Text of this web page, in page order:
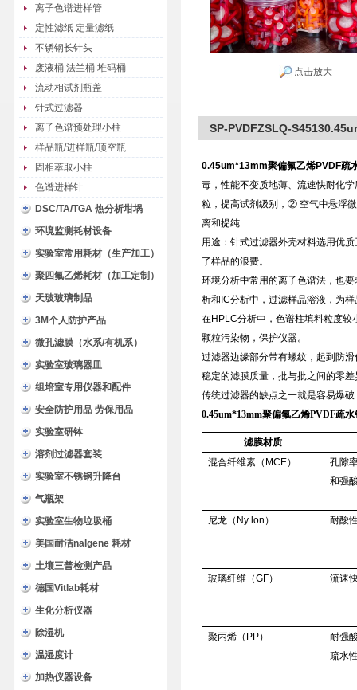
离子色谱进样管
定性滤纸 定量滤纸
不锈钢长针头
废液桶 法兰桶 堆码桶
流动相试剂瓶盖
针式过滤器
离子色谱预处理小柱
样品瓶/进样瓶/顶空瓶
固相萃取小柱
色谱进样针
DSC/TA/TGA 热分析坩埚
环境监测耗材设备
实验室常用耗材（生产加工）
聚四氟乙烯耗材（加工定制）
天玻玻璃制品
3M个人防护产品
微孔滤膜（水系/有机系）
实验室玻璃器皿
组培室专用仪器和配件
安全防护用品 劳保用品
实验室研钵
溶剂过滤器套装
实验室不锈钢升降台
气瓶架
实验室生物垃圾桶
美国耐洁nalgene 耗材
土壤三普检测产品
德国Vitlab耗材
生化分析仪器
除湿机
温湿度计
加热仪器设备
点击放大
SP-PVDFZSLQ-
0.45um*13mm聚偏氟乙烯PVDF疏
毒，性能不变质地薄、流速快耐化
粒，提高试剂级别，② 空气中悬浮
离和提纯
用途：针式过滤器外壳材料选用优
了样品的浪费。
环境分析中常用的离子色谱法，也
析和IC分析中，过滤样品溶液，为
在HPLC分析中，色谱柱填料粒度较
颗粒污染物，保护仪器。
过滤器边缘部分带有螺纹，起到防
稳定的滤膜质量，批与批之间的零
传统过滤器的缺点之一就是容易爆
0.45um*13mm聚偏氟乙烯PVDF疏
滤膜材质
混合纤维素（MCE）
孔隙
和强
尼龙（Ny lon） 耐酸
玻璃纤维（GF） 流速
聚丙烯（PP）
耐强
疏水